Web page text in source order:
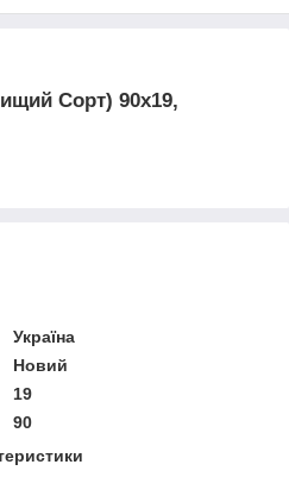
Сорт) 90х19,
Україна
Новий
19
90